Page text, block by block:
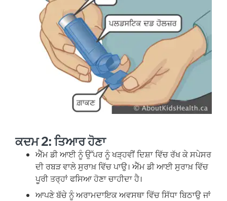
ਕਦਮ 2: ਤਿਆਰ ਹੋਣਾ
ਐੱਮ ਡੀ ਆਈ ਨੂੰ ਉੱਪਰ ਨੂੰ ਖੜ੍ਹਵੀਂ ਦਿਸ਼ਾ ਵਿੱਚ ਰੱਖ ਕੇ ਸਪੇਸਰ
ਦੀ ਰਬੜ ਵਾਲੇ ਸੁਰਾਖ਼ ਵਿੱਚ ਪਾਉ। ਐੱਮ ਡੀ ਆਈ ਸੁਰਾਖ਼ ਵਿੱਚ
ਪੂਰੀ ਤਰ੍ਹਾਂ ਫਸਿਆ ਹੋਣਾ ਚਾਹੀਦਾ ਹੈ।
ਆਪਣੇ ਬੱਚੇ ਨੂੰ ਅਰਾਮਦਾਇਕ ਅਵਸਥਾ ਵਿੱਚ ਸਿੱਧਾ ਬਿਠਾਉ ਜਾਂ